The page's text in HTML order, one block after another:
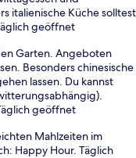
italienische Küche solltest
geöffnet
Garten. Angeboten
Besonders chinesische
lassen. Du kannst
geöffnet
Mahlzeiten im
Happy Hour. Täglich